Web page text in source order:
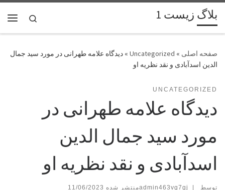
پرش به محتوا بلاگ زیست 1
Search
»
Uncategorized
» دیدگاه علامه طهرانی در مورد سید جمال
الدین اسدآبادی و نقد نظریه او
UNCATEGORIZED
دیدگاه علامه طهرانی در
مورد سید جمال الدین
اسدآبادی و نقد نظریه او
توسط admin463vg7gj |
11/06/2023